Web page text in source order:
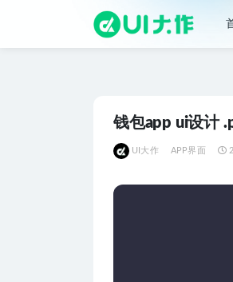
钱包app ui设计
UI大作 APP界面